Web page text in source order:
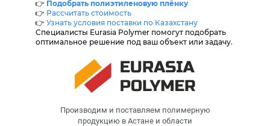
👉 Подобрать полиэтиленовую плёнку
👉 Рассчитать стоимость
👉 Узнать условия поставки по Казахстану
Специалисты Eurasia Polymer помогут подобрать
оптимальное решение под ваш объект или задачу.
Производим и поставляем полимерную
продукцию в Астане и области